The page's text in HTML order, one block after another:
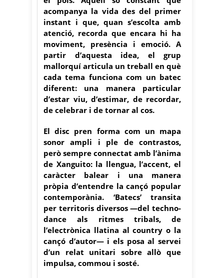
acompanya la vida des del primer
instant i que, quan s’escolta amb
atenció, recorda que encara hi ha
moviment, presència i emoció. A
partir d’aquesta idea, el grup
mallorquí articula un treball en què
cada tema funciona com un batec
diferent: una manera particular
d’estar viu, d’estimar, de recordar,
de celebrar i de tornar al cos.
El disc pren forma com un mapa
sonor ampli i ple de contrastos,
però sempre connectat amb l’ànima
de Xanguito: la llengua, l’accent, el
caràcter balear i una manera
pròpia d’entendre la cançó popular
contemporània. ‘Batecs’ transita
per territoris diversos —del techno-
dance als ritmes tribals, de
l’electrònica llatina al country o la
cançó d’autor— i els posa al servei
d’un relat unitari sobre allò que
impulsa, commou i sosté.